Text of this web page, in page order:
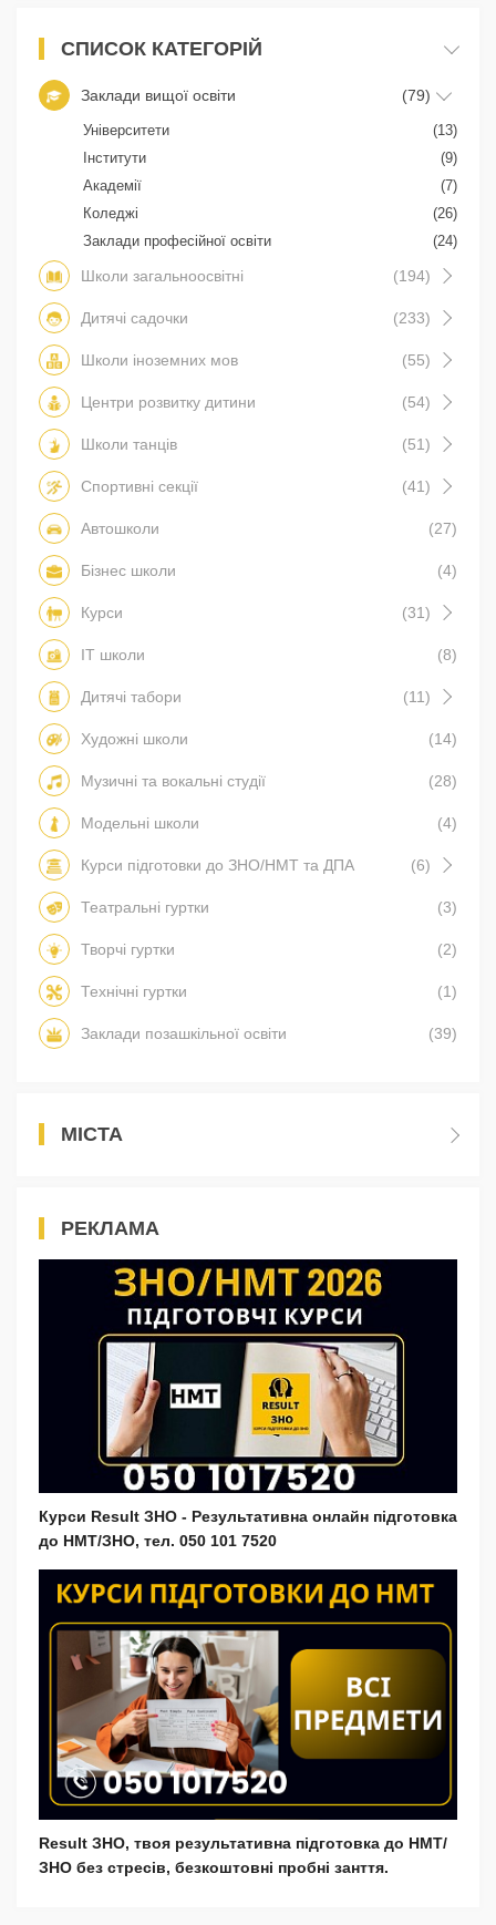
СПИСОК КАТЕГОРІЙ
Заклади вищої освіти (79)
Університети
(13)
Інститути
(9)
Академії
(7)
Коледжі
(26)
Заклади професійної освіти
(24)
Школи загальноосвітні (194)
Дитячі садочки (233)
Школи іноземних мов (55)
Центри розвитку дитини (54)
Школи танців (51)
Спортивні секції (41)
Автошколи (27)
Бізнес школи (4)
Курси (31)
IT школи (8)
Дитячі табори (11)
Художні школи (14)
Музичні та вокальні студії (28)
Модельні школи (4)
Курси підготовки до ЗНО/НМТ та ДПА (6)
Театральні гуртки (3)
Творчі гуртки (2)
Технічні гуртки (1)
Заклади позашкільної освіти (39)
МІСТА
РЕКЛАМА
Курси Result ЗНО - Результативна онлайн підготовка
до НМТ/ЗНО, тел. 050 101 7520
Result ЗНО, твоя результативна підготовка до НМТ/
ЗНО без стресів, безкоштовні пробні занття.